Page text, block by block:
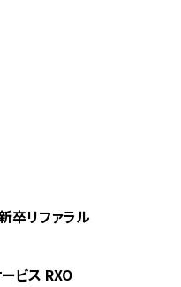
リファラル
ビス RXO